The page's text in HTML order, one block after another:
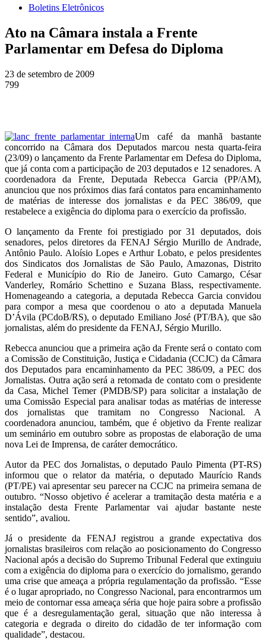
Boletins Eletrônicos
Ato na Câmara instala a Frente
Parlamentar em Defesa do Diploma
23 de setembro de 2009
799
Um café da manhã bastante
concorrido na Câmara dos Deputados marcou nesta quarta-feira
(23/09) o lançamento da Frente Parlamentar em Defesa do Diploma,
que já conta com a participação de 203 deputados e 12 senadores. A
coordenadora da Frente, Deputada Rebecca Garcia (PP/AM),
anunciou que nos próximos dias fará contatos para encaminhamento
de matérias de interesse dos jornalistas e da PEC 386/09, que
restabelece a exigência do diploma para o exercício da profissão.
O lançamento da Frente foi prestigiado por 31 deputados, dois
senadores, pelos diretores da FENAJ Sérgio Murillo de Andrade,
Antônio Paulo. Aloísio Lopes e Arthur Lobato, e pelos presidentes
dos Sindicatos dos Jornalistas de São Paulo, Amazonas, Distrito
Federal e Município do Rio de Janeiro. Guto Camargo, César
Vanderley, Romário Schettino e Suzana Blass, respectivamente.
Homenageando a categoria, a deputada Rebecca Garcia convidou
para compor a mesa que coordenou o ato a deputada Manuela
D’Ávila (PCdoB/RS), o deputado Emiliano José (PT/BA), que são
jornalistas, além do presidente da FENAJ, Sérgio Murillo.
Rebecca anunciou que a primeira ação da Frente será o contato com
a Comissão de Constituição, Justiça e Cidadania (CCJC) da Câmara
dos Deputados para encaminhamento da PEC 386/09, a PEC dos
Jornalistas. Outra ação será a retomada de contato com o presidente
da Casa, Michel Temer (PMDB/SP) para solicitar a instalação de
uma Comissão Especial para analisar todas as matérias de interesse
dos jornalistas que tramitam no Congresso Nacional. A
coordenadora anunciou, também, que é objetivo da Frente realizar
um seminário em outubro sobre as propostas de elaboração de uma
nova Lei de Imprensa, de caráter democrático.
Autor da PEC dos Jornalistas, o deputado Paulo Pimenta (PT-RS)
informou que o relator da matéria, o deputado Maurício Rands
(PT/PE) vai apresentar seu parecer na CCJC na primeira semana de
outubro. “Nosso objetivo é acelerar a tramitação desta matéria e a
instalação desta Frente Parlamentar vai ajudar bastante neste
sentido”, avaliou.
Já o presidente da FENAJ registrou a grande expectativa dos
jornalistas brasileiros com relação ao posicionamento do Congresso
Nacional após a decisão do Supremo Tribunal Federal que extinguiu
com a exigência do diploma para o exercício do jornalismo, gerando
uma crise que ameaça a própria regulamentação da profissão. “Esse
é o lugar apropriado, no Congresso Nacional, para encontrarmos um
meio de contornar essa ameaça séria que hoje paira sobre a profissão
que é a desregulamentação geral, situação que não interessa à
categoria e degrada o direito do cidadão de ter informação com
qualidade”, destacou.